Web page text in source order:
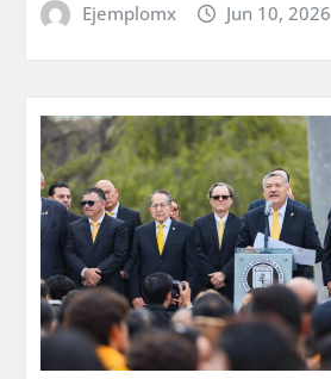
Ejemplomx Jun 10, 2026